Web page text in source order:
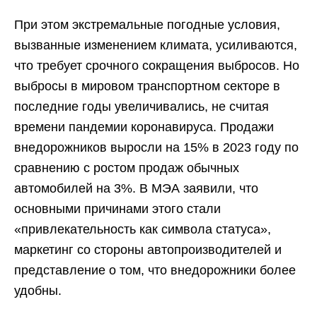
При этом экстремальные погодные условия,
вызванные изменением климата, усиливаются,
что требует срочного сокращения выбросов. Но
выбросы в мировом транспортном секторе в
последние годы увеличивались, не считая
времени пандемии коронавируса. Продажи
внедорожников выросли на 15% в 2023 году по
сравнению с ростом продаж обычных
автомобилей на 3%. В МЭА заявили, что
основными причинами этого стали
«привлекательность как символа статуса»,
маркетинг со стороны автопроизводителей и
представление о том, что внедорожники более
удобны.